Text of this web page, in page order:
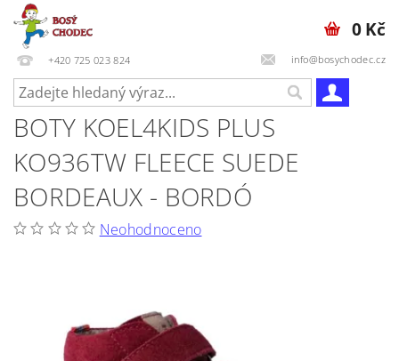
+420 725 023 824 info@bosychodec.cz
0 Kč
BOTY KOEL4KIDS PLUS
KO936TW FLEECE SUEDE
BORDEAUX - BORDÓ
Neohodnoceno